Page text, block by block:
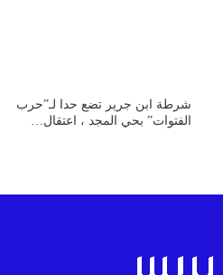
شرطة ابن جرير تضع حدا لـ”حرب
الفتوات” بحي المجد ، اعتقال…